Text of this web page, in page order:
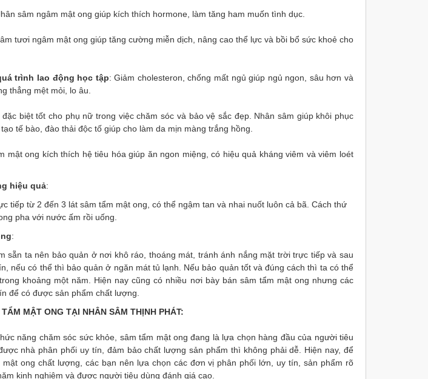
sâm ngâm mật ong giúp kích thích hormone, làm tăng ham muốn tình dục.
tươi ngâm mật ong giúp tăng cường miễn dịch, nâng cao thể lực và bồi bổ sức khoẻ cho
trình lao động học tập: Giảm cholesteron, chống mất ngủ giúp ngủ ngon, sâu hơn và
thẳng mệt mỏi, lo âu.
biệt tốt cho phụ nữ trong việc chăm sóc và bảo vệ sắc đẹp. Nhân sâm giúp khôi phục
tế bào, đào thải độc tố giúp cho làm da mịn màng trắng hồng.
mật ong kích thích hệ tiêu hóa giúp ăn ngon miệng, có hiệu quả kháng viêm và viêm loét
hiệu quả:
tiếp từ 2 đến 3 lát sâm tẩm mật ong, có thể ngậm tan và nhai nuốt luôn cả bã. Cách thứ
pha với nước ấm rồi uống.
:
sẵn ta nên bảo quản ở nơi khô ráo, thoáng mát, tránh ánh nắng mặt trời trực tiếp và sau
nếu có thể thì bảo quản ở ngăn mát tủ lạnh. Nếu bảo quản tốt và đúng cách thì ta có thể
khoảng một năm. Hiện nay cũng có nhiều nơi bày bán sâm tẩm mật ong nhưng các
để có được sản phẩm chất lượng.
MẬT ONG TẠI NHÂN SÂM THỊNH PHÁT:
năng chăm sóc sức khỏe, sâm tẩm mật ong đang là lựa chọn hàng đầu của người tiêu
nhà phân phối uy tín, đảm bảo chất lượng sản phẩm thì không phải dễ. Hiện nay, để
ong chất lượng, các bạn nên lựa chọn các đơn vị phân phối lớn, uy tín, sản phẩm rõ
kinh nghiệm và được người tiêu dùng đánh giá cao.